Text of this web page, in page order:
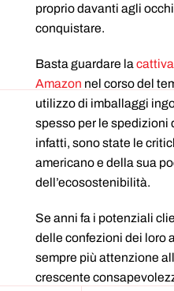
proprio davanti agli
conquistare.
Basta guardare la
Amazon nel corso del
utilizzo di imballaggi
spesso per le spedizioni
infatti, sono state le
americano e della sua
dell’ecosostenibilità.
Se anni fa i potenziali
delle confezioni dei loro
sempre più attenzione
crescente